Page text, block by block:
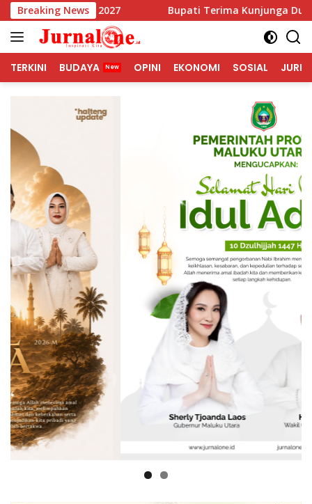
Langsung
ke
konten
Breaking News
2027 Bupati Terima Kunjunga Duta Besar
TERKINI BUDAYA OPINI EKONOMI SOSIAL